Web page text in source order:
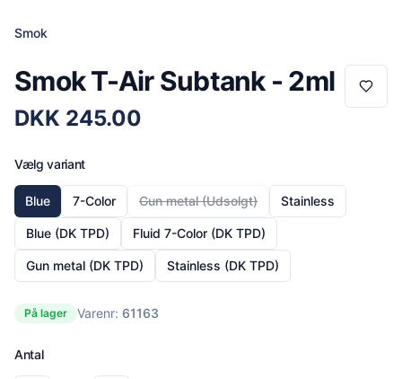
Smok
Smok T-Air Subtank - 2ml
DKK 245.00
Vælg variant
Blue 7-Color Gun metal(Udsolgt) Stainless
Blue (DK TPD) Fluid 7-Color (DK TPD)
Gun metal (DK TPD) Stainless (DK TPD)
På lager Varenr: 61163
Antal